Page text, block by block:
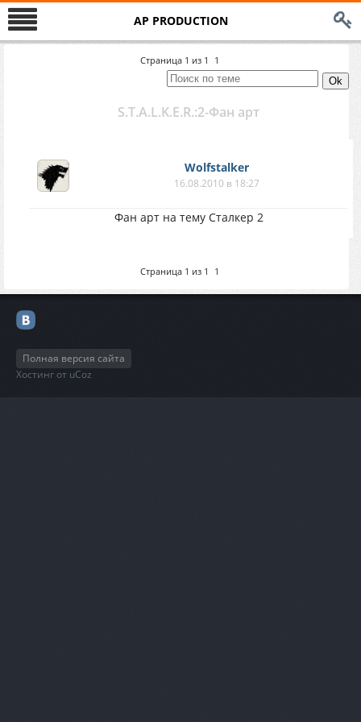
AP PRODUCTION
Страница 1 из 1 1
S.T.A.L.K.E.R.:2-Фан арт
Wolfstalker
16.08.2010 в 18:27
Фан арт на тему Сталкер 2
Страница 1 из 1 1
Полная версия сайта
Хостинг от uCoz